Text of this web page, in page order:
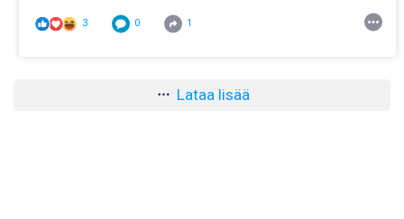
3 0 1
Lataa lisää